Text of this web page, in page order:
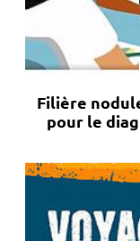
Filière
pour le